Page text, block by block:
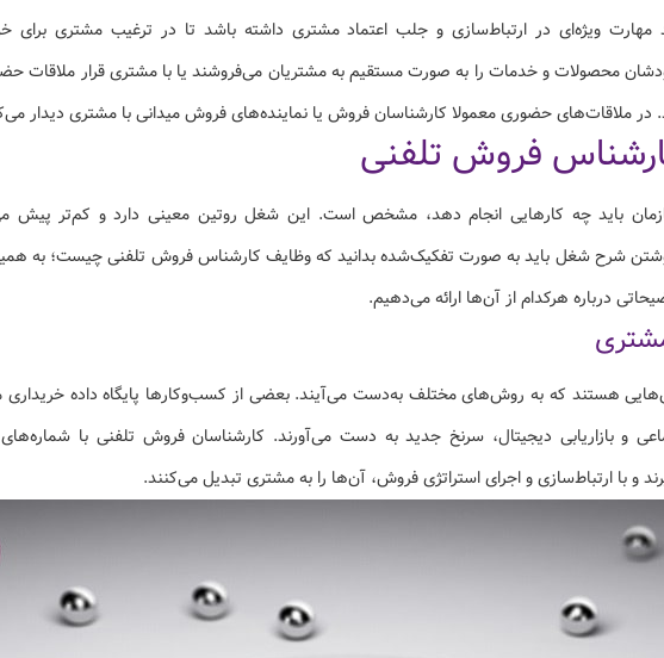
مهارت ویژه‌ای در ارتباط‌سازی و جلب اعتماد مشتری داشته باشد تا در ترغیب مشتری برای
محصولات و خدمات را به صورت مستقیم به مشتریان می‌فروشند یا با مشتری قرار ملاقات
ملاقات‌های حضوری معمولا کارشناسان فروش یا نماینده‌های فروش میدانی با مشتری دیدار
فروش تلفنی
باید چه کارهایی انجام دهد، مشخص است. این شغل روتین معینی دارد و کم‌تر پیش
شرح شغل باید به صورت تفکیک‌شده بدانید که وظایف کارشناس فروش تلفنی چیست؛ به
درباره هرکدام از آن‌ها ارائه می‌دهیم.
هستند که به روش‌های مختلف به‌دست می‌آیند. بعضی از کسب‌وکارها پایگاه داده
و بازاریابی دیجیتال، سرنخ جدید به دست می‌آورند. کارشناسان فروش تلفنی با
با ارتباط‌سازی و اجرای استراتژی فروش،‌ آن‌ها را به مشتری تبدیل می‌کنند.